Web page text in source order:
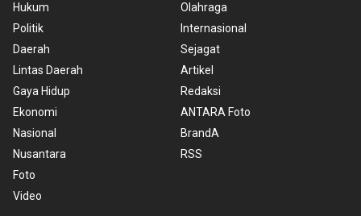
Hukum
Politik
Daerah
Lintas Daerah
Gaya Hidup
Ekonomi
Nasional
Nusantara
Foto
Video
Olahraga
Internasional
Sejagat
Artikel
Redaksi
ANTARA Foto
BrandA
RSS